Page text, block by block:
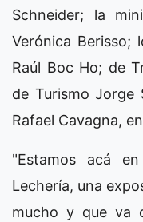
Schneider; la
Verónica Berisso;
Raúl Boc Ho; de
de Turismo Jorge
Rafael Cavagna,
"Estamos acá
Lechería, una
mucho y que va